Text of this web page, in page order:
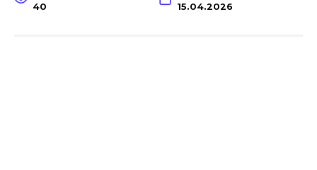
40 15.04.2026